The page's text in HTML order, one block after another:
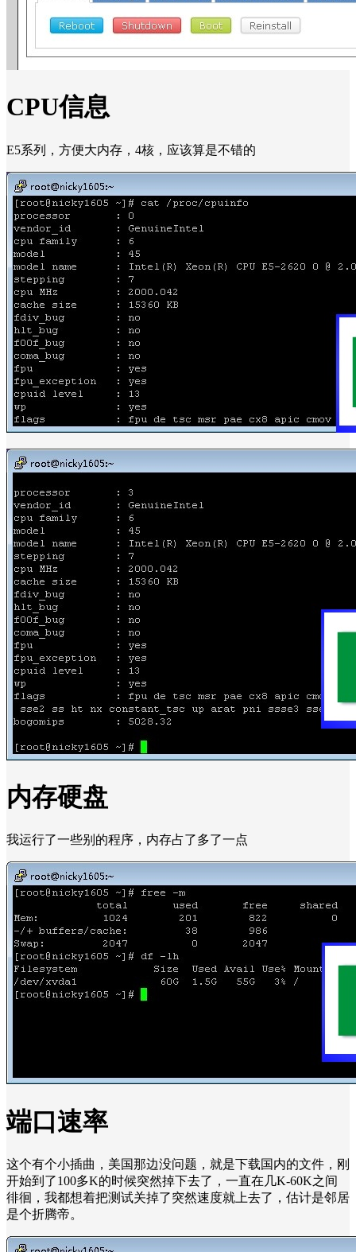
CPU信息
E5系列，方便大内存，4核，应该算是不错的
内存硬盘
我运行了一些别的程序，内存占了多了一点
端口速率
这个有个小插曲，美国那边没问题，就是下载国内的文件，刚
开始到了100多K的时候突然掉下去了，一直在几K-60K之间
徘徊，我都想着把测试关掉了突然速度就上去了，估计是邻居
是个折腾帝。